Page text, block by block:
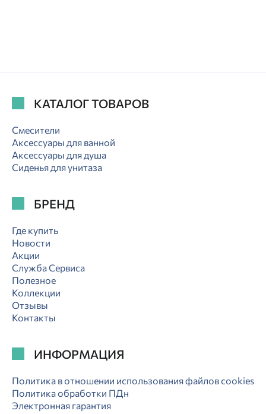
КАТАЛОГ ТОВАРОВ
Смесители
Аксессуары для ванной
Аксессуары для душа
Сиденья для унитаза
БРЕНД
Где купить
Новости
Акции
Служба Сервиса
Полезное
Коллекции
Отзывы
Контакты
ИНФОРМАЦИЯ
Политика в отношении использования файлов cookies
Политика обработки ПДн
Электронная гарантия